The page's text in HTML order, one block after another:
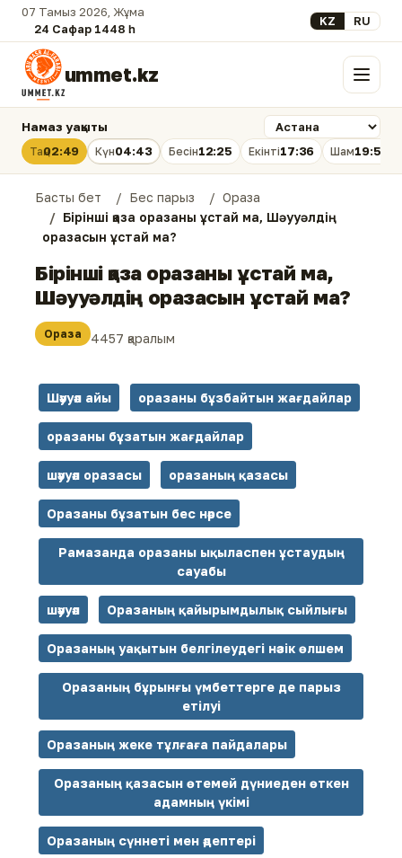
07 Тамыз 2026, Жұма
24 Сафар 1448 һ.
Select your
KZ RU
ummet.kz Мәзір
Намаз уақыты
Таң02:49 Күн04:43 Бесін12:25 Екінті17:36 Шам19:56
Басты бет Бес парыз
Ораза
Бірінші қаза оразаны ұстай ма, Шәууәлдің
оразасын ұстай ма?
Бірінші қаза оразаны ұстай ма,
Шәууәлдің оразасын ұстай ма?
Ораза 4457 қаралым
Шәууәл айы оразаны бұзбайтын жағдайлар
оразаны бұзатын жағдайлар
шәууәл оразасы оразаның қазасы
Оразаны бұзатын бес нәрсе
Рамазанда оразаны ықыласпен ұстаудың
сауабы
шәууәл Оразаның қайырымдылық сыйлығы
Оразаның уақытын белгілеудегі нәзік өлшем
Оразаның бұрынғы үмбеттерге де парыз
етілуі
Оразаның жеке тұлғаға пайдалары
Оразаның қазасын өтемей дүниеден өткен
адамның үкімі
Оразаның сүннеті мен әдептері